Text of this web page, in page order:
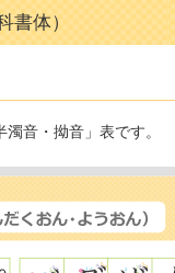
書体）
音・拗音」表です。